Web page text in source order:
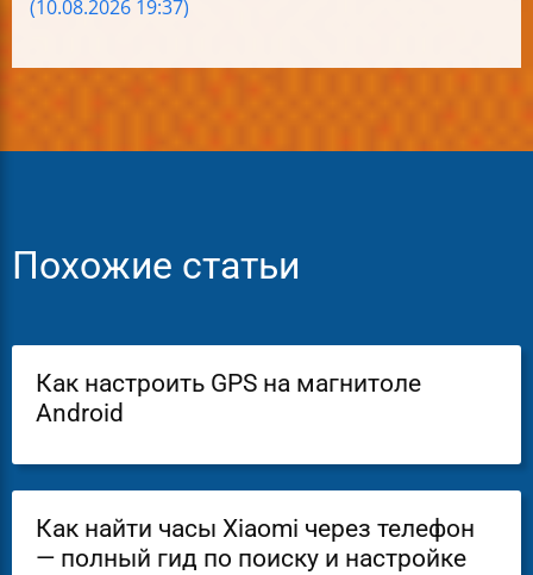
(10.08.2026 19:37)
Похожие статьи
Как настроить GPS на магнитоле
Android
Как найти часы Xiaomi через телефон
— полный гид по поиску и настройке